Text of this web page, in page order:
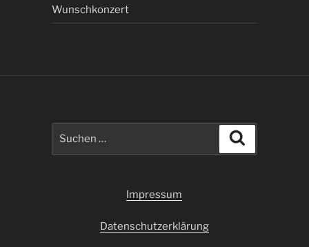
Wunschkonzert
Impressum
Datenschutzerklärung